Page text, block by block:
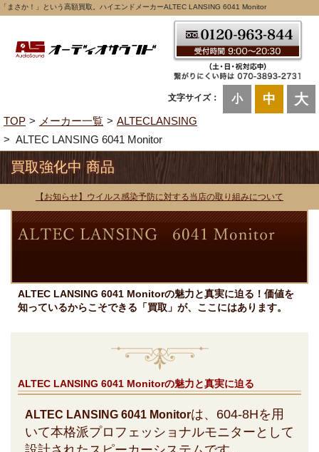
「まさか！」という高額買取。ハイエンドメーカーALTEC LANSING 6041 Monitor
文字サイズ： 小 中 大
TOP メーカー一覧
ALTECLANSING
ALTEC LANSING 6041 Monitor
買取強化中 商品
【お知らせ】ウイルス感染予防に対する当店の取り組みについて
ALTEC LANSING 6041 Monitorの魅力と真実に迫る！価値を
知っているからこそできる「買取」が、ここにはあります。
ALTEC LANSING 6041 Monitorの魅力と真実に迫る
ALTEC LANSING 6041 Monitorは、604-8Hを用
いて本格派プロフェッショナルモニターとして